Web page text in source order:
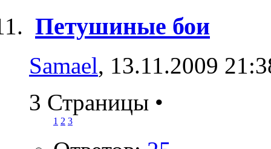
Петушиные бои
Samael, 13.11.2009
3 Страницы •
1 2 3